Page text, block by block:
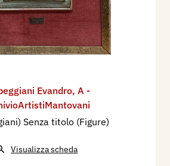
Evandro, A -
Senza titolo (Figure)
Visualizza scheda